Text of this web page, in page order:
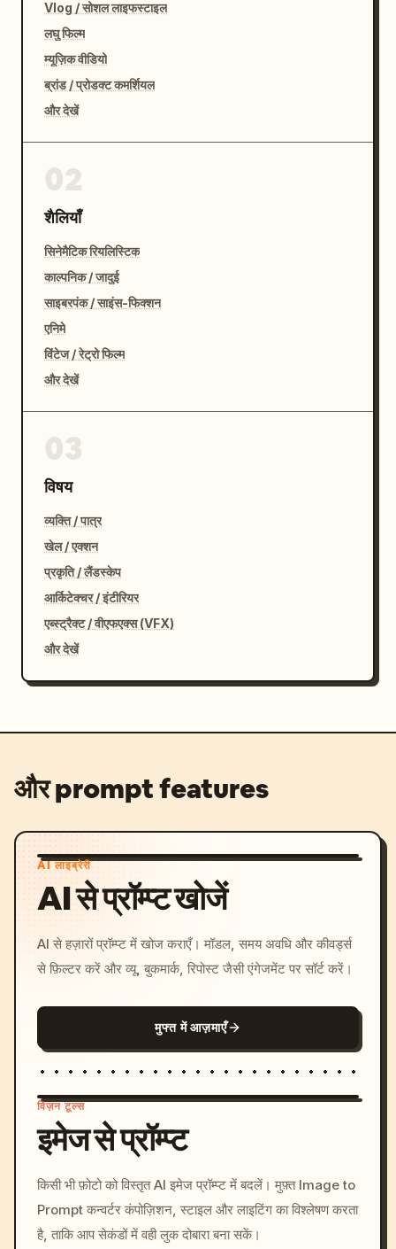
Vlog / सोशल लाइफस्टाइल
लघु फिल्म
म्यूज़िक वीडियो
ब्रांड / प्रोडक्ट कमर्शियल
और देखें
शैलियाँ
सिनेमैटिक रियलिस्टिक
काल्पनिक / जादुई
साइबरपंक / साइंस-फिक्शन
एनिमे
विंटेज / रेट्रो फिल्म
और देखें
विषय
व्यक्ति / पात्र
खेल / एक्शन
प्रकृति / लैंडस्केप
आर्किटेक्चर / इंटीरियर
एब्स्ट्रैक्ट / वीएफएक्स (VFX)
और देखें
और prompt features
AI लाइब्रेरी
AI से प्रॉम्प्ट खोजें
AI से हज़ारों प्रॉम्प्ट में खोज कराएँ। मॉडल, समय अवधि और कीवर्ड्स
से फ़िल्टर करें और व्यू, बुकमार्क, रिपोस्ट जैसी एंगेजमेंट पर सॉर्ट करें।
मुफ्त में आज़माएँ
c, cyberpunk sunset, neon
colors, 8k --v 6.0
विज़न टूल्स
इमेज से प्रॉम्प्ट
किसी भी फ़ोटो को विस्तृत AI इमेज प्रॉम्प्ट में बदलें। मुफ़्त Image to
Prompt कन्वर्टर कंपोज़िशन, स्टाइल और लाइटिंग का विश्लेषण करता
है, ताकि आप सेकंडों में वही लुक दोबारा बना सकें।